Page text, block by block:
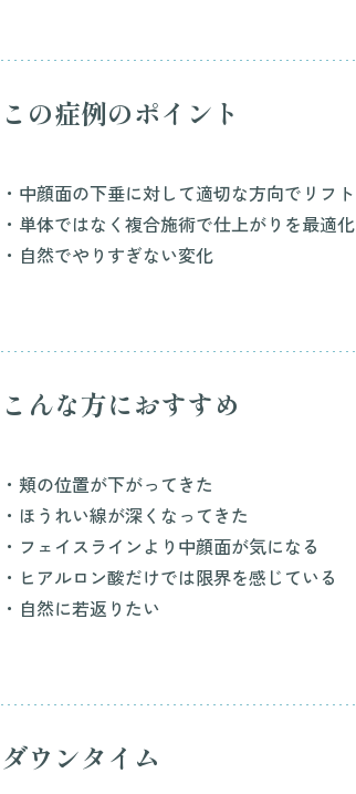
この症例のポイント
・中顔面の下垂に対して適切な方向でリフト
・単体ではなく複合施術で仕上がりを最適化
・自然でやりすぎない変化
こんな方におすすめ
・頬の位置が下がってきた
・ほうれい線が深くなってきた
・フェイスラインより中顔面が気になる
・ヒアルロン酸だけでは限界を感じている
・自然に若返りたい
ダウンタイム